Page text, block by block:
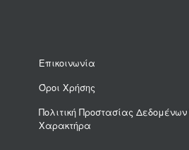
Επικοινωνία
Όροι Χρήσης
Πολιτική Προστασίας
Χαρακτήρα